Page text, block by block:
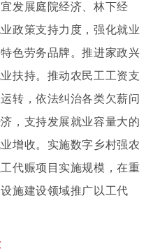
发展庭院经济、林下经
政策支持力度，强化就业
色劳务品牌。推进家政兴
扶持。推动农民工工资支
转，依法纠治各类欠薪问
，支持发展就业容量大的
增收。实施数字乡村强农
代赈项目实施规模，在重
施建设领域推广以工代